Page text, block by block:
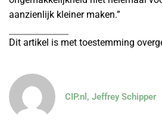
aanzienlijk kleiner maken.”
Dit artikel is met toestemming
CIP.nl, Jeffrey Schipper